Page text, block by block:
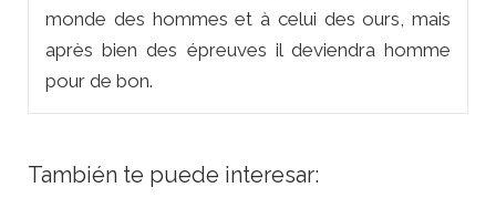
monde des hommes et à celui des ours, mais
après bien des épreuves il deviendra homme
pour de bon.
También te puede interesar: